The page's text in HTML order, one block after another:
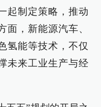
起制定策略，推动
面，新能源汽车、
氢能等技术，不仅
未来工业生产与经